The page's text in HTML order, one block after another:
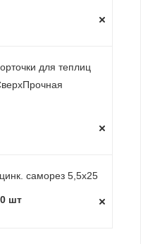
для теплиц
саморез 5,5х25
шт